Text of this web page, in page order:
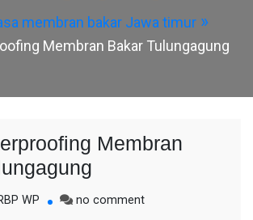
membran bakar Jawa timur
Membran Bakar Tulungagung
Membran
WP no commenton